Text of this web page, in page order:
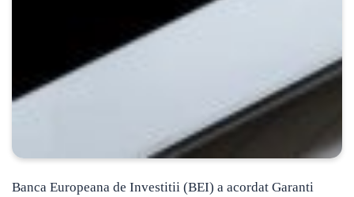
Banca Europeana de Investitii (BEI) a acordat Garanti